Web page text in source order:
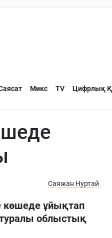
Микс TV Цифрлық
Саяжан Нуртай
көшеде ұйықтап
туралы облыстық